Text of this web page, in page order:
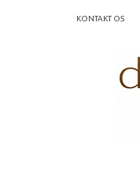
KONTAKT OS